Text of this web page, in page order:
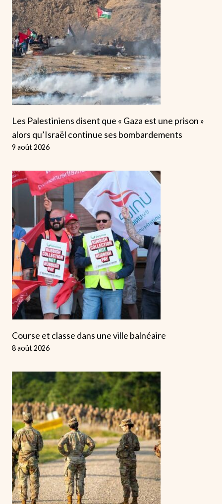
Les Palestiniens disent que « Gaza est une prison »
alors qu’Israël continue ses bombardements
9 août 2026
Course et classe dans une ville balnéaire
8 août 2026